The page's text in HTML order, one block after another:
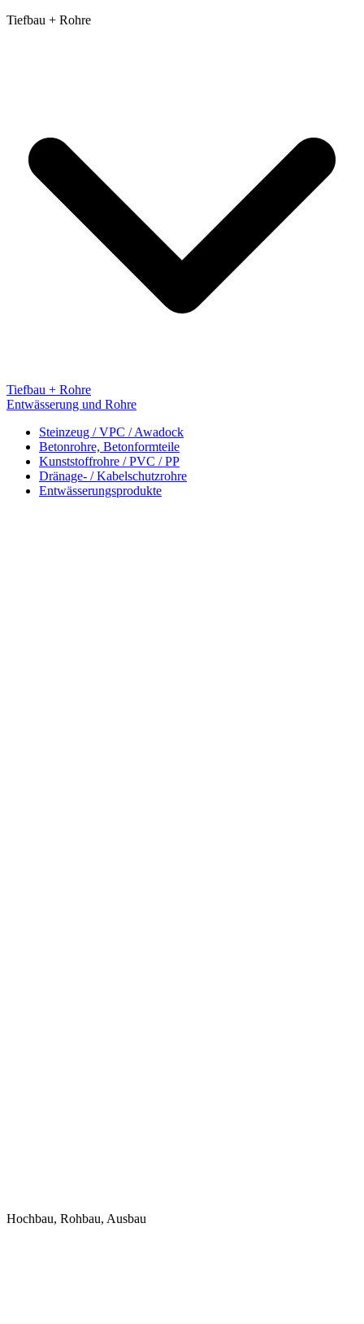
Tiefbau + Rohre
Tiefbau + Rohre
Entwässerung und Rohre
Steinzeug / VPC / Awadock
Betonrohre, Betonformteile
Kunststoffrohre / PVC / PP
Dränage- / Kabelschutzrohre
Entwässerungsprodukte
Hochbau, Rohbau, Ausbau